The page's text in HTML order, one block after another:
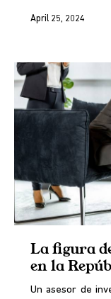
April 25, 2024
La figura
en la
Un asesor de